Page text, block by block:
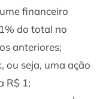
financeiro
do total no
anteriores;
, ou seja, uma ação
R$ 1;